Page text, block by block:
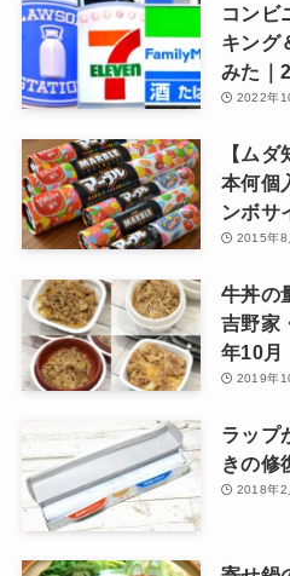
コンビ
キング
みた｜
2022年
【ム
本何個
ンボサ
2015年8
牛丼の
吉野家
年10月
2019年
ラップ
きの修
2018年2